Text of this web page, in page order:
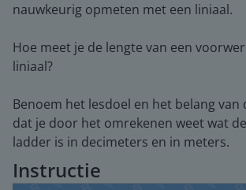
nauwkeurig opmeten met een liniaal.
Hoe meet je de lengte van een
liniaal?
Benoem het lesdoel en het belang van
dat je door het omrekenen weet wat
ladder is in decimeters en in meters.
Instructie